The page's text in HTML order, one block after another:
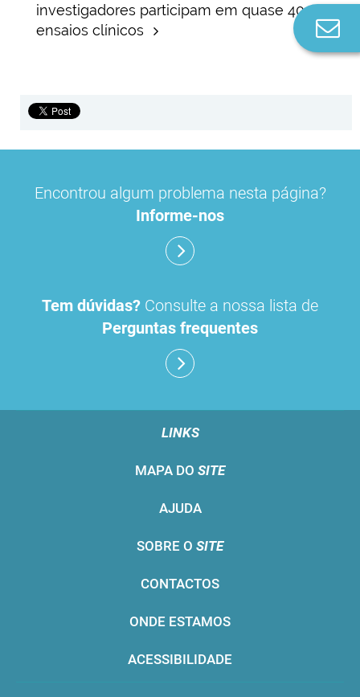
investigadores participam em quase 400
ensaios clínicos
Encontrou algum problema nesta página?
Informe-nos
Tem dúvidas? Consulte a nossa lista de
Perguntas frequentes
LINKS
MAPA DO SITE
AJUDA
SOBRE O SITE
CONTACTOS
ONDE ESTAMOS
ACESSIBILIDADE